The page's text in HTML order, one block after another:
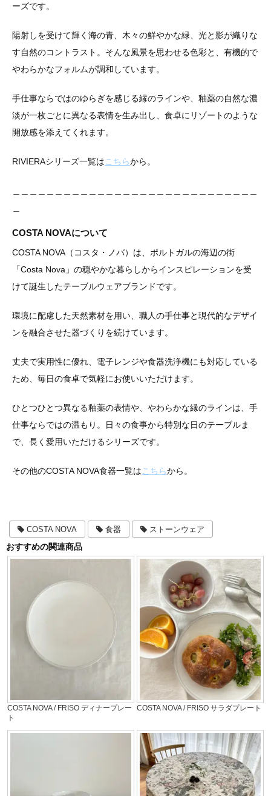
ーズです。
陽射しを受けて輝く海の青、木々の鮮やかな緑、光と影が織りな
す自然のコントラスト。そんな風景を思わせる色彩と、有機的で
やわらかなフォルムが調和しています。
手仕事ならではのゆらぎを感じる縁のラインや、釉薬の自然な濃
淡が一枚ごとに異なる表情を生み出し、食卓にリゾートのような
開放感を添えてくれます。
RIVIERAシリーズ一覧は こちらから。
COSTA NOVAについて
COSTA NOVA（コスタ・ノバ）は、ポルトガルの海辺の街
「Costa Nova」の穏やかな暮らしからインスピレーションを受
けて誕生したテーブルウェアブランドです。
環境に配慮した天然素材を用い、職人の手仕事と現代的なデザイ
ンを融合させた器づくりを続けています。
丈夫で実用性に優れ、電子レンジや食器洗浄機にも対応している
ため、毎日の食卓で気軽にお使いいただけます。
ひとつひとつ異なる釉薬の表情や、やわらかな縁のラインは、手
仕事ならではの温もり。日々の食事から特別な日のテーブルま
で、長く愛用いただけるシリーズです。
その他のCOSTA NOVA食器一覧は こちらから。
COSTA NOVA 食器 ストーンウェア
おすすめの関連商品
COSTA NOVA / FRISO ディナープレー
ト
COSTA NOVA / FRISO サラダプレート